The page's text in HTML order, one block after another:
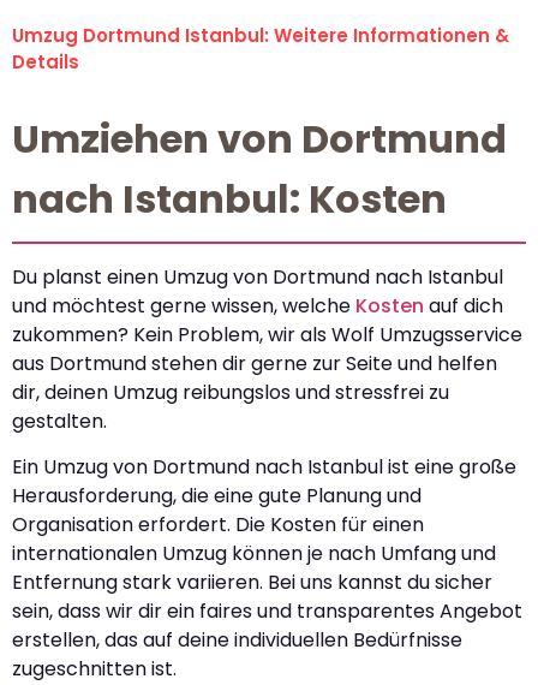
Umzug Dortmund Istanbul: Weitere Informationen &
Details
Umziehen von Dortmund
nach Istanbul: Kosten
Du planst einen Umzug von Dortmund nach Istanbul
und möchtest gerne wissen, welche Kosten auf dich
zukommen? Kein Problem, wir als Wolf Umzugsservice
aus Dortmund stehen dir gerne zur Seite und helfen
dir, deinen Umzug reibungslos und stressfrei zu
gestalten.
Ein Umzug von Dortmund nach Istanbul ist eine große
Herausforderung, die eine gute Planung und
Organisation erfordert. Die Kosten für einen
internationalen Umzug können je nach Umfang und
Entfernung stark variieren. Bei uns kannst du sicher
sein, dass wir dir ein faires und transparentes Angebot
erstellen, das auf deine individuellen Bedürfnisse
zugeschnitten ist.